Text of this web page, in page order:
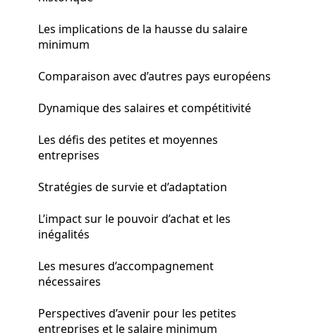
Les implications de la hausse du salaire
minimum
Comparaison avec d’autres pays européens
Dynamique des salaires et compétitivité
Les défis des petites et moyennes
entreprises
Stratégies de survie et d’adaptation
L’impact sur le pouvoir d’achat et les
inégalités
Les mesures d’accompagnement
nécessaires
Perspectives d’avenir pour les petites
entreprises et le salaire minimum